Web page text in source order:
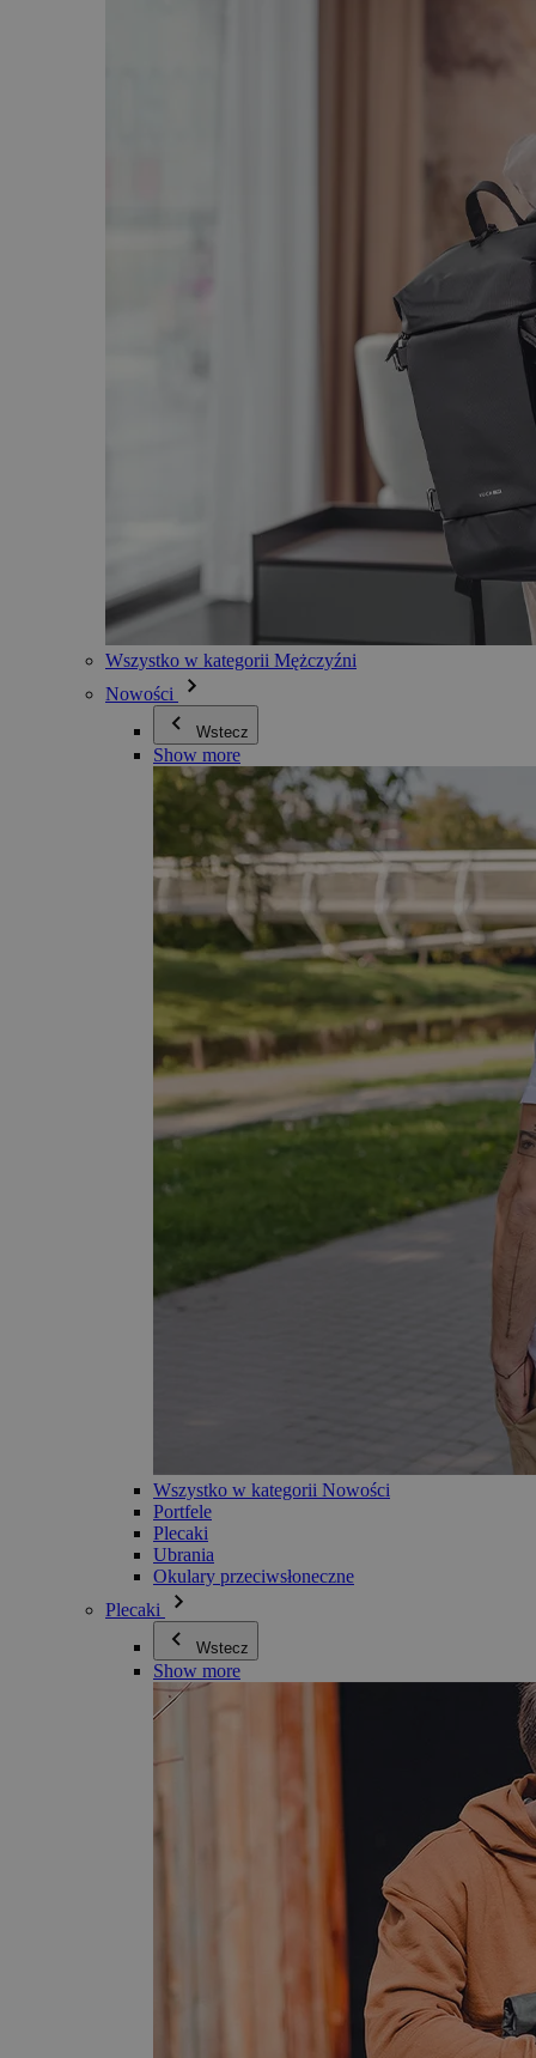
Wszystko w kategorii Mężczyźni
Nowości
Wstecz
Show more
Wszystko w kategorii Nowości
Portfele
Plecaki
Ubrania
Okulary przeciwsłoneczne
Plecaki
Wstecz
Show more